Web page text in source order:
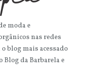
moda e
nas redes
blog mais acessado
da Barbarela e